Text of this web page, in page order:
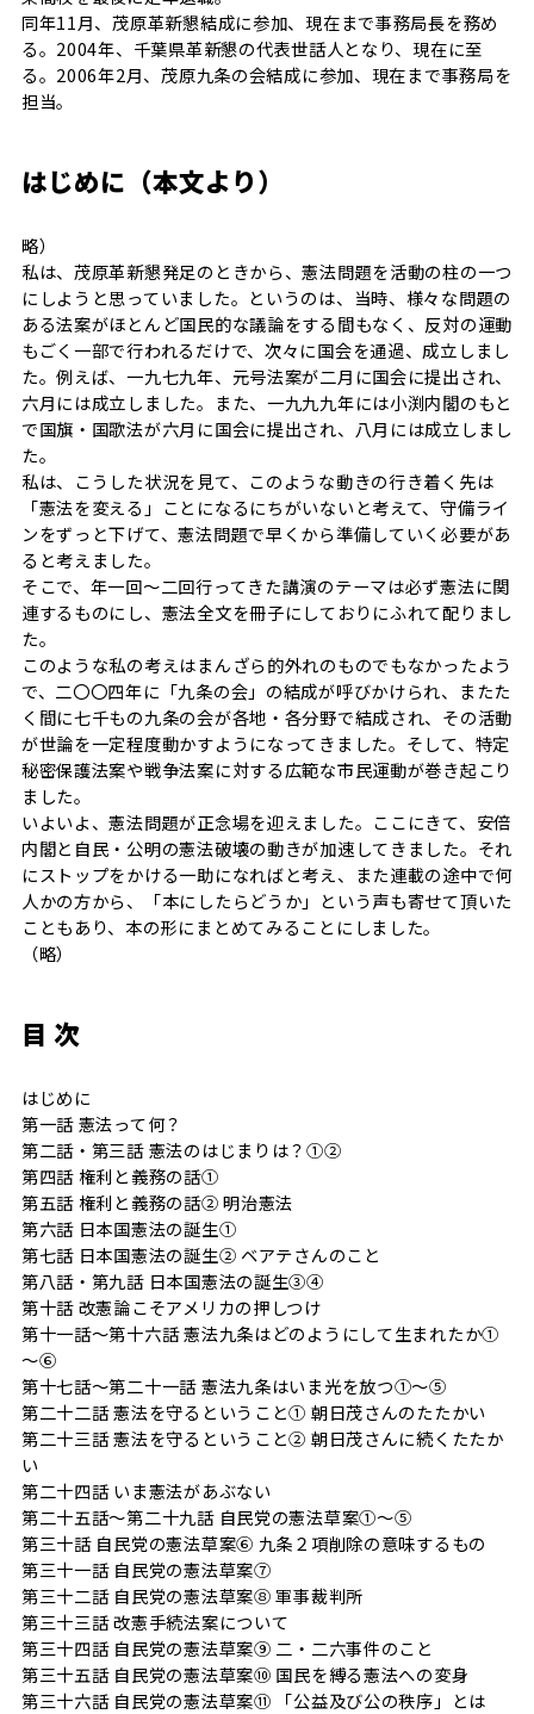
同年11月、茂原革新懇結成に参加、現在まで事務局長を務め
る。2004年、千葉県革新懇の代表世話人となり、現在に至
る。2006年2月、茂原九条の会結成に参加、現在まで事務局を
担当。
はじめに（本文より）
略）
私は、茂原革新懇発足のときから、憲法問題を活動の柱の一つ
にしようと思っていました。というのは、当時、様々な問題の
ある法案がほとんど国民的な議論をする間もなく、反対の運動
もごく一部で行われるだけで、次々に国会を通過、成立しまし
た。例えば、一九七九年、元号法案が二月に国会に提出され、
六月には成立しました。また、一九九九年には小渕内閣のもと
で国旗・国歌法が六月に国会に提出され、八月には成立しまし
た。
私は、こうした状況を見て、このような動きの行き着く先は
「憲法を変える」ことになるにちがいないと考えて、守備ライ
ンをずっと下げて、憲法問題で早くから準備していく必要があ
ると考えました。
そこで、年一回～二回行ってきた講演のテーマは必ず憲法に関
連するものにし、憲法全文を冊子にしておりにふれて配りまし
た。
このような私の考えはまんざら的外れのものでもなかったよう
で、二〇〇四年に「九条の会」の結成が呼びかけられ、またた
く間に七千もの九条の会が各地・各分野で結成され、その活動
が世論を一定程度動かすようになってきました。そして、特定
秘密保護法案や戦争法案に対する広範な市民運動が巻き起こり
ました。
いよいよ、憲法問題が正念場を迎えました。ここにきて、安倍
内閣と自民・公明の憲法破壊の動きが加速してきました。それ
にストップをかける一助になればと考え、また連載の途中で何
人かの方から、「本にしたらどうか」という声も寄せて頂いた
こともあり、本の形にまとめてみることにしました。
（略）
目 次
はじめに
第一話 憲法って何？
第二話・第三話 憲法のはじまりは？①②
第四話 権利と義務の話①
第五話 権利と義務の話② 明治憲法
第六話 日本国憲法の誕生①
第七話 日本国憲法の誕生② ベアテさんのこと
第八話・第九話 日本国憲法の誕生③④
第十話 改憲論こそアメリカの押しつけ
第十一話～第十六話 憲法九条はどのようにして生まれたか①
～⑥
第十七話～第二十一話 憲法九条はいま光を放つ①～⑤
第二十二話 憲法を守るということ① 朝日茂さんのたたかい
第二十三話 憲法を守るということ② 朝日茂さんに続くたたか
い
第二十四話 いま憲法があぶない
第二十五話～第二十九話 自民党の憲法草案①～⑤
第三十話 自民党の憲法草案⑥ 九条２項削除の意味するもの
第三十一話 自民党の憲法草案⑦
第三十二話 自民党の憲法草案⑧ 軍事裁判所
第三十三話 改憲手続法案について
第三十四話 自民党の憲法草案⑨ 二・二六事件のこと
第三十五話 自民党の憲法草案⑩ 国民を縛る憲法への変身
第三十六話 自民党の憲法草案⑪ 「公益及び公の秩序」とは